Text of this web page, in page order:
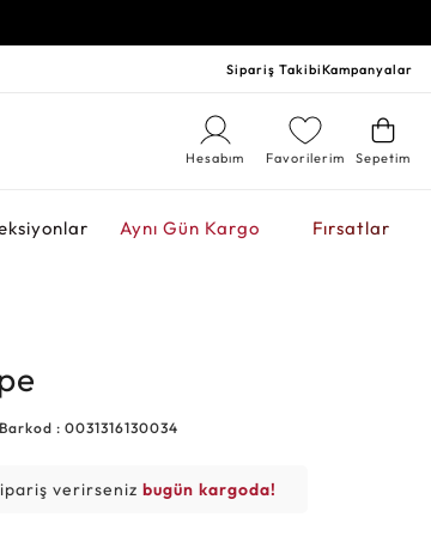
Sipariş TakibiKampanyalar
Sepetim
Favorilerim
Hesabım
Aynı Gün Kargo Fırsatlar
Barkod : 0031316130034
verirsenizbugün kargoda!